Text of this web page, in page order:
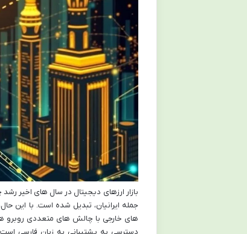
بازار ارزهای دیجیتال در سال های اخیر
جمله ایرانیان، تبدیل شده است. با این
های خارجی با چالش های متعددی روبرو
دسترسی به پشتیبانی به زبان فارسی